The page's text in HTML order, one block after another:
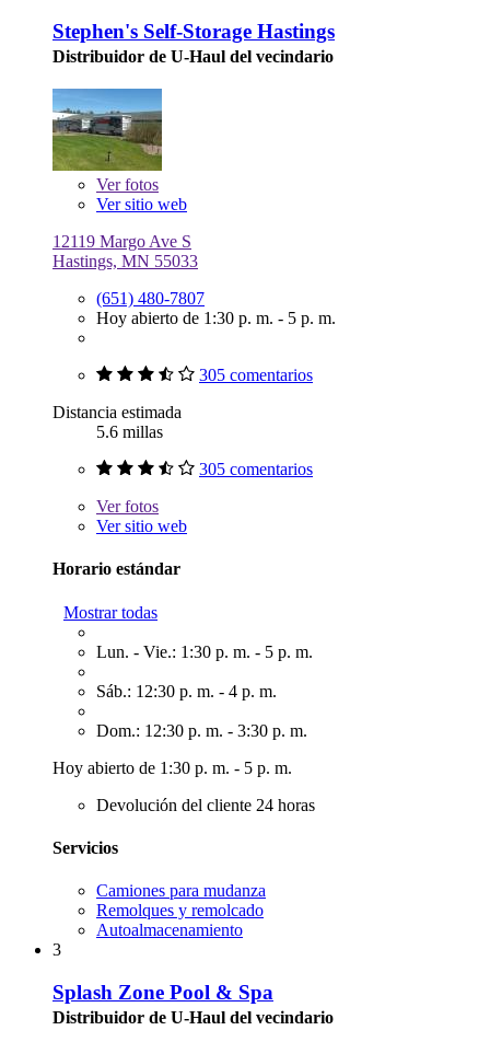
Stephen's Self-Storage Hastings
Distribuidor de U-Haul del vecindario
Verfotos
Ver sitio web
12119 Margo Ave S
Hastings, MN 55033
(651) 480-7807
Hoy abierto de 1:30 p. m. - 5 p. m.
305 comentarios
Distancia estimada
5.6 millas
305 comentarios
Verfotos
Ver sitio web
Horario estándar
Mostrar todas
Lun. - Vie.: 1:30 p. m. - 5 p. m.
Sáb.: 12:30 p. m. - 4 p. m.
Dom.: 12:30 p. m. - 3:30 p. m.
Hoy abierto de 1:30 p. m. - 5 p. m.
Devolución del cliente 24 horas
Servicios
Camiones para mudanza
Remolques y remolcado
Autoalmacenamiento
3
Splash Zone Pool & Spa
Distribuidor de U-Haul del vecindario